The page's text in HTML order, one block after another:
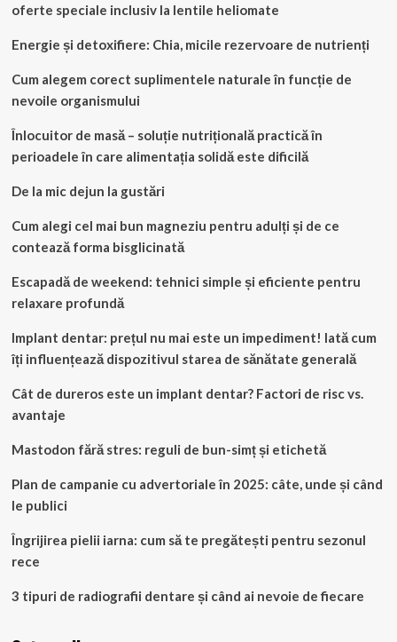
oferte speciale inclusiv la lentile heliomate
Energie și detoxifiere: Chia, micile rezervoare de nutrienți
Cum alegem corect suplimentele naturale în funcție de
nevoile organismului
Înlocuitor de masă – soluție nutrițională practică în
perioadele în care alimentația solidă este dificilă
De la mic dejun la gustări
Cum alegi cel mai bun magneziu pentru adulți și de ce
contează forma bisglicinată
Escapadă de weekend: tehnici simple și eficiente pentru
relaxare profundă
Implant dentar: prețul nu mai este un impediment! Iată cum
îți influențează dispozitivul starea de sănătate generală
Cât de dureros este un implant dentar? Factori de risc vs.
avantaje
Mastodon fără stres: reguli de bun-simț și etichetă
Plan de campanie cu advertoriale în 2025: câte, unde și când
le publici
Îngrijirea pielii iarna: cum să te pregătești pentru sezonul
rece
3 tipuri de radiografii dentare și când ai nevoie de fiecare